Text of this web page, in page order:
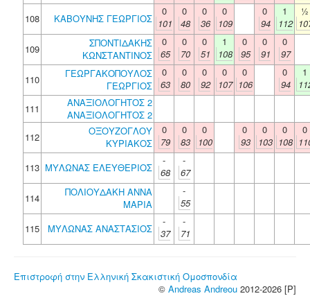
108
ΚΑΒΟΥΝΗΣ ΓΕΩΡΓΙΟΣ
0
101
0
48
0
36
0
109
0
94
1
112
½
109
ΣΠΟΝΤΙΔΑΚΗΣ
ΚΩΝΣΤΑΝΤΙΝΟΣ
0
65
0
70
0
51
1
108
0
95
0
91
0
97
110
ΓΕΩΡΓΑΚΟΠΟΥΛΟΣ
ΓΕΩΡΓΙΟΣ
0
63
0
80
0
92
0
107
0
106
0
94
1
111
ΑΝΑΞΙΟΛΟΓΗΤΟΣ 2
ΑΝΑΞΙΟΛΟΓΗΤΟΣ 2
112
ΟΞΟΥΖΟΓΛΟΥ
ΚΥΡΙΑΚΟΣ
0
79
0
83
0
100
0
93
0
103
0
108
0
113 ΜΥΛΩΝΑΣ ΕΛΕΥΘΕΡΙΟΣ
-
68
-
67
114
ΠΟΛΙΟΥΔΑΚΗ ΑΝΝΑ
ΜΑΡΙΑ
-
55
115
ΜΥΛΩΝΑΣ ΑΝΑΣΤΑΣΙΟΣ
-
37
-
71
Επιστροφή στην Ελληνική Σκακιστική Ομοσπονδία
© Andreas Andreou 2012-2026 [P]